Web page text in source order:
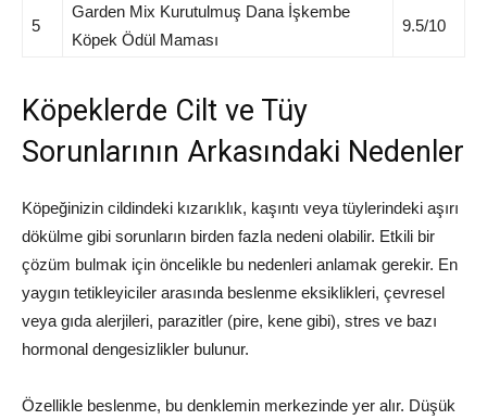
5
Garden Mix Kurutulmuş Dana İşkembe
Köpek Ödül Maması
9.5/10
Köpeklerde Cilt ve Tüy
Sorunlarının Arkasındaki Nedenler
Köpeğinizin cildindeki kızarıklık, kaşıntı veya tüylerindeki aşırı
dökülme gibi sorunların birden fazla nedeni olabilir. Etkili bir
çözüm bulmak için öncelikle bu nedenleri anlamak gerekir. En
yaygın tetikleyiciler arasında beslenme eksiklikleri, çevresel
veya gıda alerjileri, parazitler (pire, kene gibi), stres ve bazı
hormonal dengesizlikler bulunur.
Özellikle beslenme, bu denklemin merkezinde yer alır. Düşük